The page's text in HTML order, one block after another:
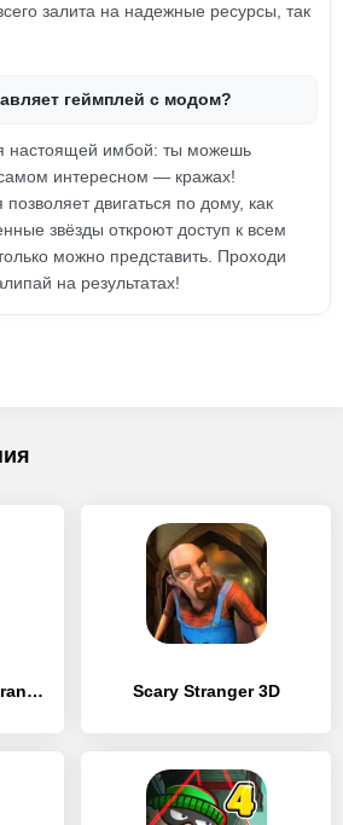
залита на надежные ресурсы, так
геймплей с модом?
настоящей имбой: ты можешь
интересном — кражах!
двигаться по дому, как
звёзды откроют доступ к всем
можно представить. Проходи
на результатах!
Scary Neighbour – Prank Master 3D Scary Stranger 3D